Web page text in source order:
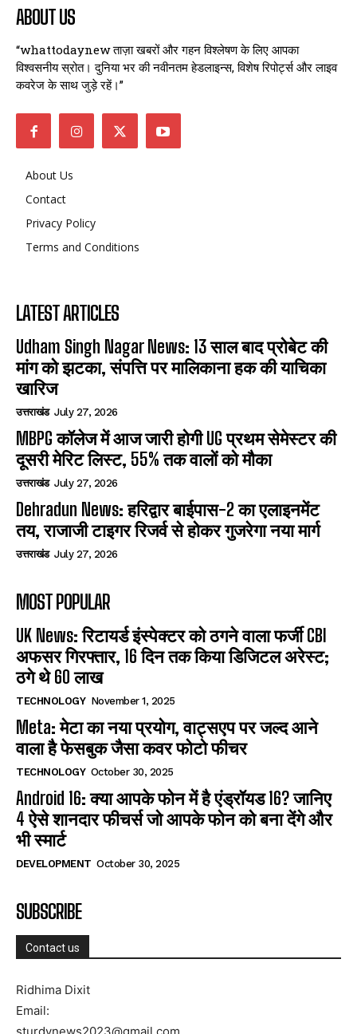
ABOUT US
“whattodaynew ताज़ा खबरों और गहन विश्लेषण के लिए आपका
विश्वसनीय स्रोत। दुनिया भर की नवीनतम हेडलाइन्स, विशेष रिपोर्ट्स और लाइव
कवरेज के साथ जुड़े रहें।”
About Us
Contact
Privacy Policy
Terms and Conditions
LATEST ARTICLES
Udham Singh Nagar News: 13 साल बाद प्रोबेट की
मांग को झटका, संपत्ति पर मालिकाना हक की याचिका
खारिज
उत्तराखंड July 27, 2026
MBPG कॉलेज में आज जारी होगी UG प्रथम सेमेस्टर की
दूसरी मेरिट लिस्ट, 55% तक वालों को मौका
उत्तराखंड July 27, 2026
Dehradun News: हरिद्वार बाईपास-2 का एलाइनमेंट
तय, राजाजी टाइगर रिजर्व से होकर गुजरेगा नया मार्ग
उत्तराखंड July 27, 2026
MOST POPULAR
UK News: रिटायर्ड इंस्पेक्टर को ठगने वाला फर्जी CBI
अफसर गिरफ्तार, 16 दिन तक किया डिजिटल अरेस्ट;
ठगे थे 60 लाख
TECHNOLOGY November 1, 2025
Meta: मेटा का नया प्रयोग, वाट्सएप पर जल्द आने
वाला है फेसबुक जैसा कवर फोटो फीचर
TECHNOLOGY October 30, 2025
Android 16: क्या आपके फोन में है एंड्रॉयड 16? जानिए
4 ऐसे शानदार फीचर्स जो आपके फोन को बना देंगे और
भी स्मार्ट
DEVELOPMENT October 30, 2025
SUBSCRIBE
Contact us
Ridhima Dixit
Email: